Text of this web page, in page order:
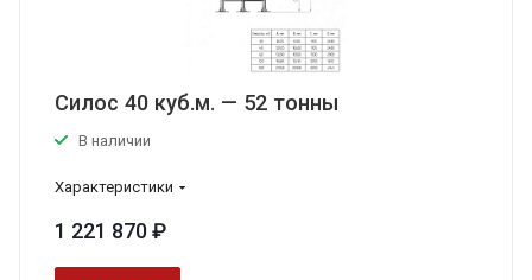
Силос 40 куб.м. — 52 тонны
В наличии
Характеристики
1 221 870 ₽